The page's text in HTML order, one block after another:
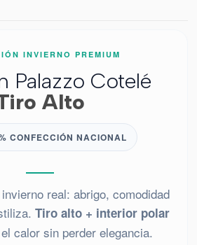
INVIERNO PREMIUM
Palazzo Cotelé
Alto
CONFECCIÓN NACIONAL
real: abrigo, comodidad
Tiro alto + interior polar
calor sin perder elegancia.